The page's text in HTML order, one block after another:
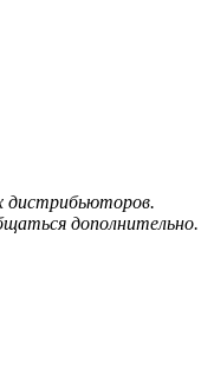
дистрибьюторов.
дополнительно.